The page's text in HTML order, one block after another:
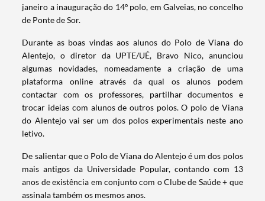
Termo de Pesquisa
Categorias gerais
janeiro a inauguração do 14º polo, em Galveias, no concelho
de Ponte de Sor.
Durante as boas vindas aos alunos do Polo de Viana do
Alentejo, o diretor da UPTE/UÉ, Bravo Nico, anunciou
algumas novidades, nomeadamente a criação de uma
plataforma online através da qual os alunos podem
contactar com os professores, partilhar documentos e
trocar ideias com alunos de outros polos. O polo de Viana
do Alentejo vai ser um dos polos experimentais neste ano
letivo.
De salientar que o Polo de Viana do Alentejo é um dos polos
mais antigos da Universidade Popular, contando com 13
anos de existência em conjunto com o Clube de Saúde + que
assinala também os mesmos anos.